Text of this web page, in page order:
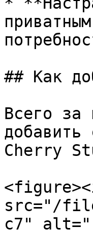
## Как
Всего за
добавить
Cherry
src="/
c7"